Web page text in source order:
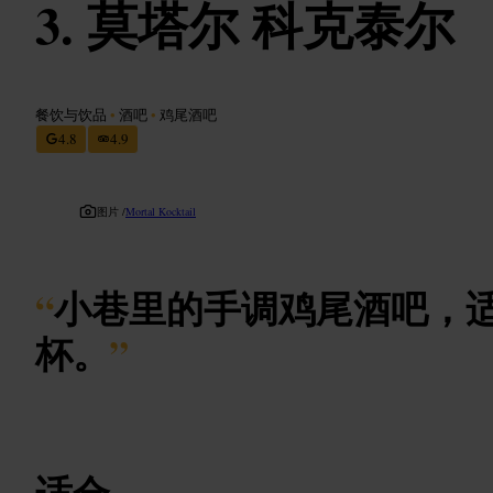
莫塔尔 科克泰尔
餐饮与饮品 • 酒吧 • 鸡尾酒吧
4.8
4.9
图片 /Mortal Kocktail
“小巷里的手调鸡尾酒吧，
杯。 ”